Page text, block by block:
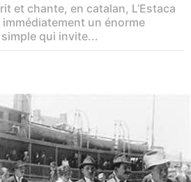
et chante, en catalan, L’Estaca
un énorme
qui invite...